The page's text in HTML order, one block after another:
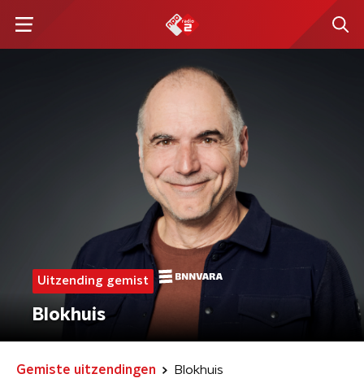
Uitzending gemist
Blokhuis
Gemiste uitzendingen Blokhuis